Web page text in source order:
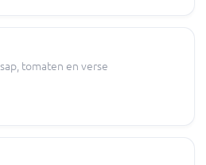
tomaten en verse